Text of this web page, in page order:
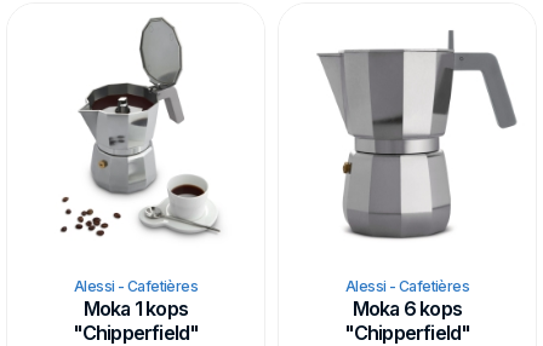
Alessi - Cafetières
Moka 1 kops
"Chipperfield"
Alessi - Cafetières
Moka 6 kops
"Chipperfield"